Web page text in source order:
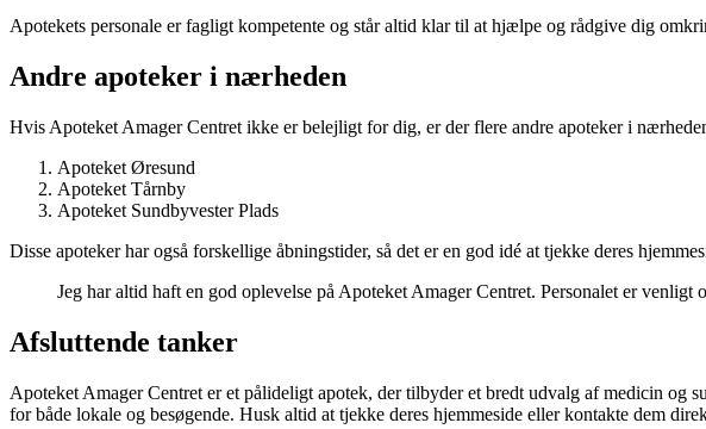
Apotekets personale er fagligt kompetente og står altid klar til at hjælpe og rådgive dig
Andre apoteker i nærheden
Hvis Apoteket Amager Centret ikke er belejligt for dig, er der flere andre apoteker i
Apoteket Øresund
Apoteket Tårnby
Apoteket Sundbyvester Plads
Disse apoteker har også forskellige åbningstider, så det er en god idé at tjekke deres
Jeg har altid haft en god oplevelse på Apoteket Amager Centret. Personalet er
Afsluttende tanker
Apoteket Amager Centret er et pålideligt apotek, der tilbyder et bredt udvalg af medicin og
for både lokale og besøgende. Husk altid at tjekke deres hjemmeside eller kontakte dem